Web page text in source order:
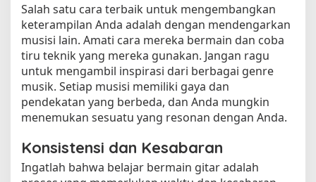
Salah satu cara terbaik untuk mengembangkan
keterampilan Anda adalah dengan mendengarkan
musisi lain. Amati cara mereka bermain dan coba
tiru teknik yang mereka gunakan. Jangan ragu
untuk mengambil inspirasi dari berbagai genre
musik. Setiap musisi memiliki gaya dan
pendekatan yang berbeda, dan Anda mungkin
menemukan sesuatu yang resonan dengan Anda.
Konsistensi dan Kesabaran
Ingatlah bahwa belajar bermain gitar adalah